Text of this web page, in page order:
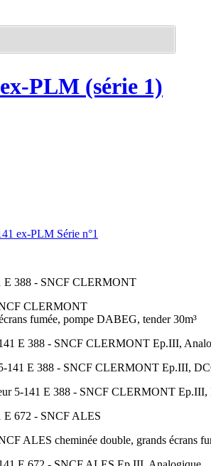
PLM (série 1)
ex-PLM Série n°1
CLERMONT
fumée, pompe DABEG, tender 30m³
E 388 - SNCF CLERMONT Ep.III,
141 E 388 - SNCF CLERMONT Ep.III,
5-141 E 388 - SNCF CLERMONT Ep.III,
ALES cheminée double, grands écrans